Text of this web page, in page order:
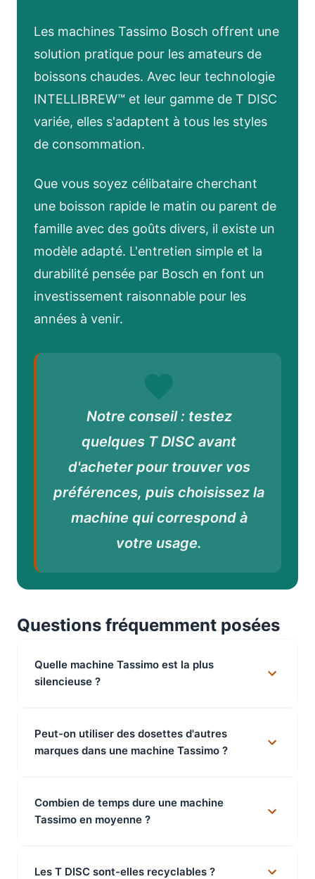
Les machines Tassimo Bosch offrent une
solution pratique pour les amateurs de
boissons chaudes. Avec leur technologie
INTELLIBREW™ et leur gamme de T DISC
variée, elles s'adaptent à tous les styles
de consommation.
Que vous soyez célibataire cherchant
une boisson rapide le matin ou parent de
famille avec des goûts divers, il existe un
modèle adapté. L'entretien simple et la
durabilité pensée par Bosch en font un
investissement raisonnable pour les
années à venir.
Notre conseil : testez
quelques T DISC avant
d'acheter pour trouver vos
préférences, puis choisissez la
machine qui correspond à
votre usage.
Questions fréquemment posées
Quelle machine Tassimo est la plus
silencieuse ?
Peut-on utiliser des dosettes d'autres
marques dans une machine Tassimo ?
Combien de temps dure une machine
Tassimo en moyenne ?
Les T DISC sont-elles recyclables ?